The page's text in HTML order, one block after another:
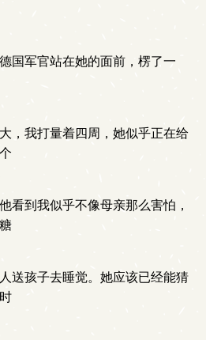
国军官站在她的面前，楞了一
，我打量着四周，她似乎正在给
看到我似乎不像母亲那么害怕，
送孩子去睡觉。她应该已经能猜